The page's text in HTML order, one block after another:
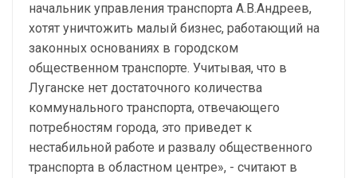
начальник управления транспорта А.В.Андреев,
хотят уничтожить малый бизнес, работающий на
законных основаниях в городском
общественном транспорте. Учитывая, что в
Луганске нет достаточного количества
коммунального транспорта, отвечающего
потребностям города, это приведет к
нестабильной работе и развалу общественного
транспорта в областном центре», - считают в